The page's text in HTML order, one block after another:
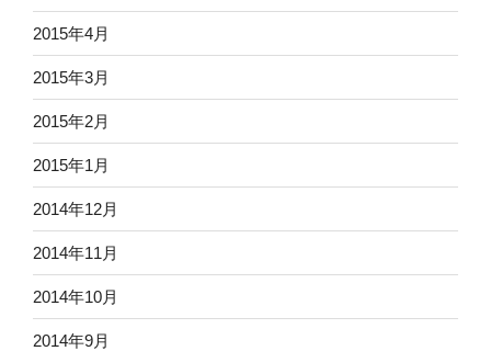
2015年4月
2015年3月
2015年2月
2015年1月
2014年12月
2014年11月
2014年10月
2014年9月